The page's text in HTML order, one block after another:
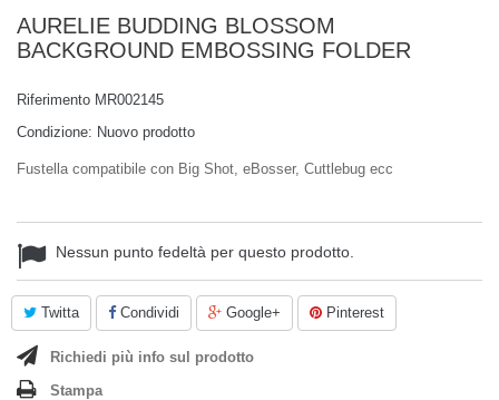
AURELIE BUDDING BLOSSOM
BACKGROUND EMBOSSING FOLDER
Riferimento MR002145
Condizione: Nuovo prodotto
Fustella compatibile con Big Shot, eBosser, Cuttlebug ecc
Nessun punto fedeltà per questo prodotto.
Twitta Condividi Google+ Pinterest
Richiedi più info sul prodotto
Stampa